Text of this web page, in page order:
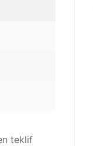
teklif